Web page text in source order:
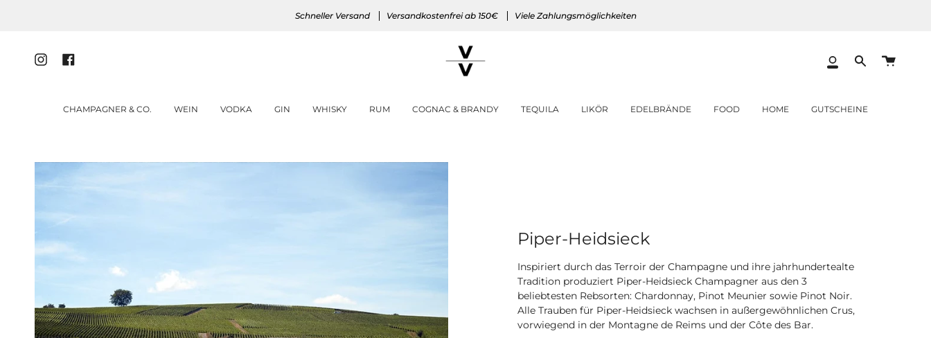
Schneller Versand Versandkostenfrei ab 150€ Viele Zahlungsmöglichkeiten
InstagramFacebook
Mein
Translation
CHAMPAGNER & CO. WEIN VODKA GIN WHISKY RUM COGNAC & BRANDY TEQUILA LIKÖR EDELBRÄNDE FOOD HOME GUTSCHEINE
Piper-Heidsieck
Inspiriert durch das Terroir der Champagne und ihre jahrhundertealte
Tradition produziert Piper-Heidsieck Champagner aus den 3
beliebtesten Rebsorten: Chardonnay, Pinot Meunier sowie Pinot Noir.
Alle Trauben für Piper-Heidsieck wachsen in außergewöhnlichen Crus,
vorwiegend in der Montagne de Reims und der Côte des Bar.